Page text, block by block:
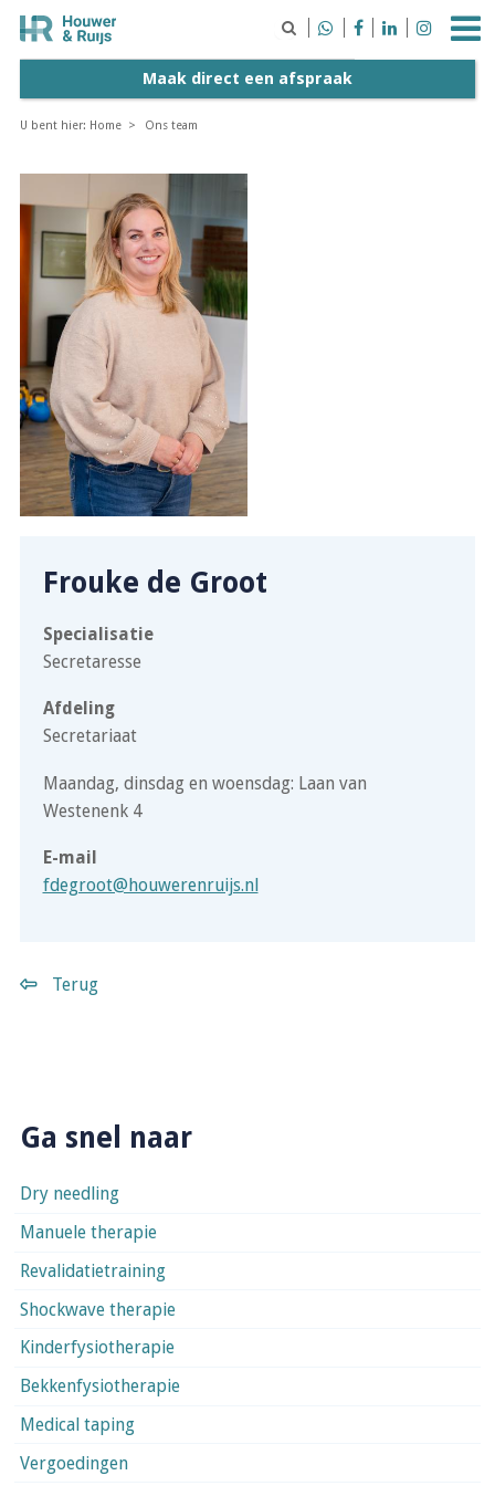
   
Maak direct een afspraak
U bent hier: Home Ons team
Frouke de Groot
Specialisatie
Secretaresse
Afdeling
Secretariaat
Maandag, dinsdag en woensdag: Laan van
Westenenk 4
E-mail
fdegroot@houwerenruijs.nl
Terug
Ga snel naar
Dry needling
Manuele therapie
Revalidatietraining
Shockwave therapie
Kinderfysiotherapie
Bekkenfysiotherapie
Medical taping
Vergoedingen
